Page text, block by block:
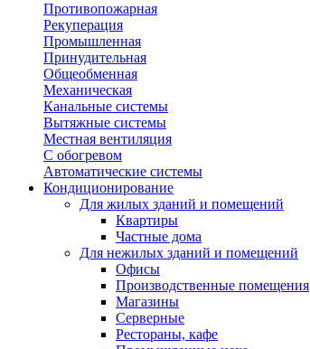
Противопожарная
Рекуперация
Промышленная
Принудительная
Общеобменная
Механическая
Канальные системы
Вытяжные системы
Местная вентиляция
С обогревом
Автоматические системы
Кондиционирование
Для жилых зданий и помещений
Квартиры
Частные дома
Для нежилых зданий и помещений
Офисы
Производственные помещения
Магазины
Серверные
Рестораны, кафе